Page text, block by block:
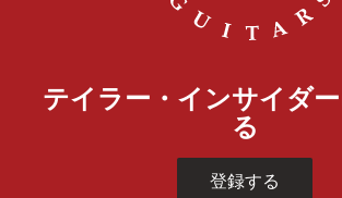
テイラー・インサイダ
る
登録する